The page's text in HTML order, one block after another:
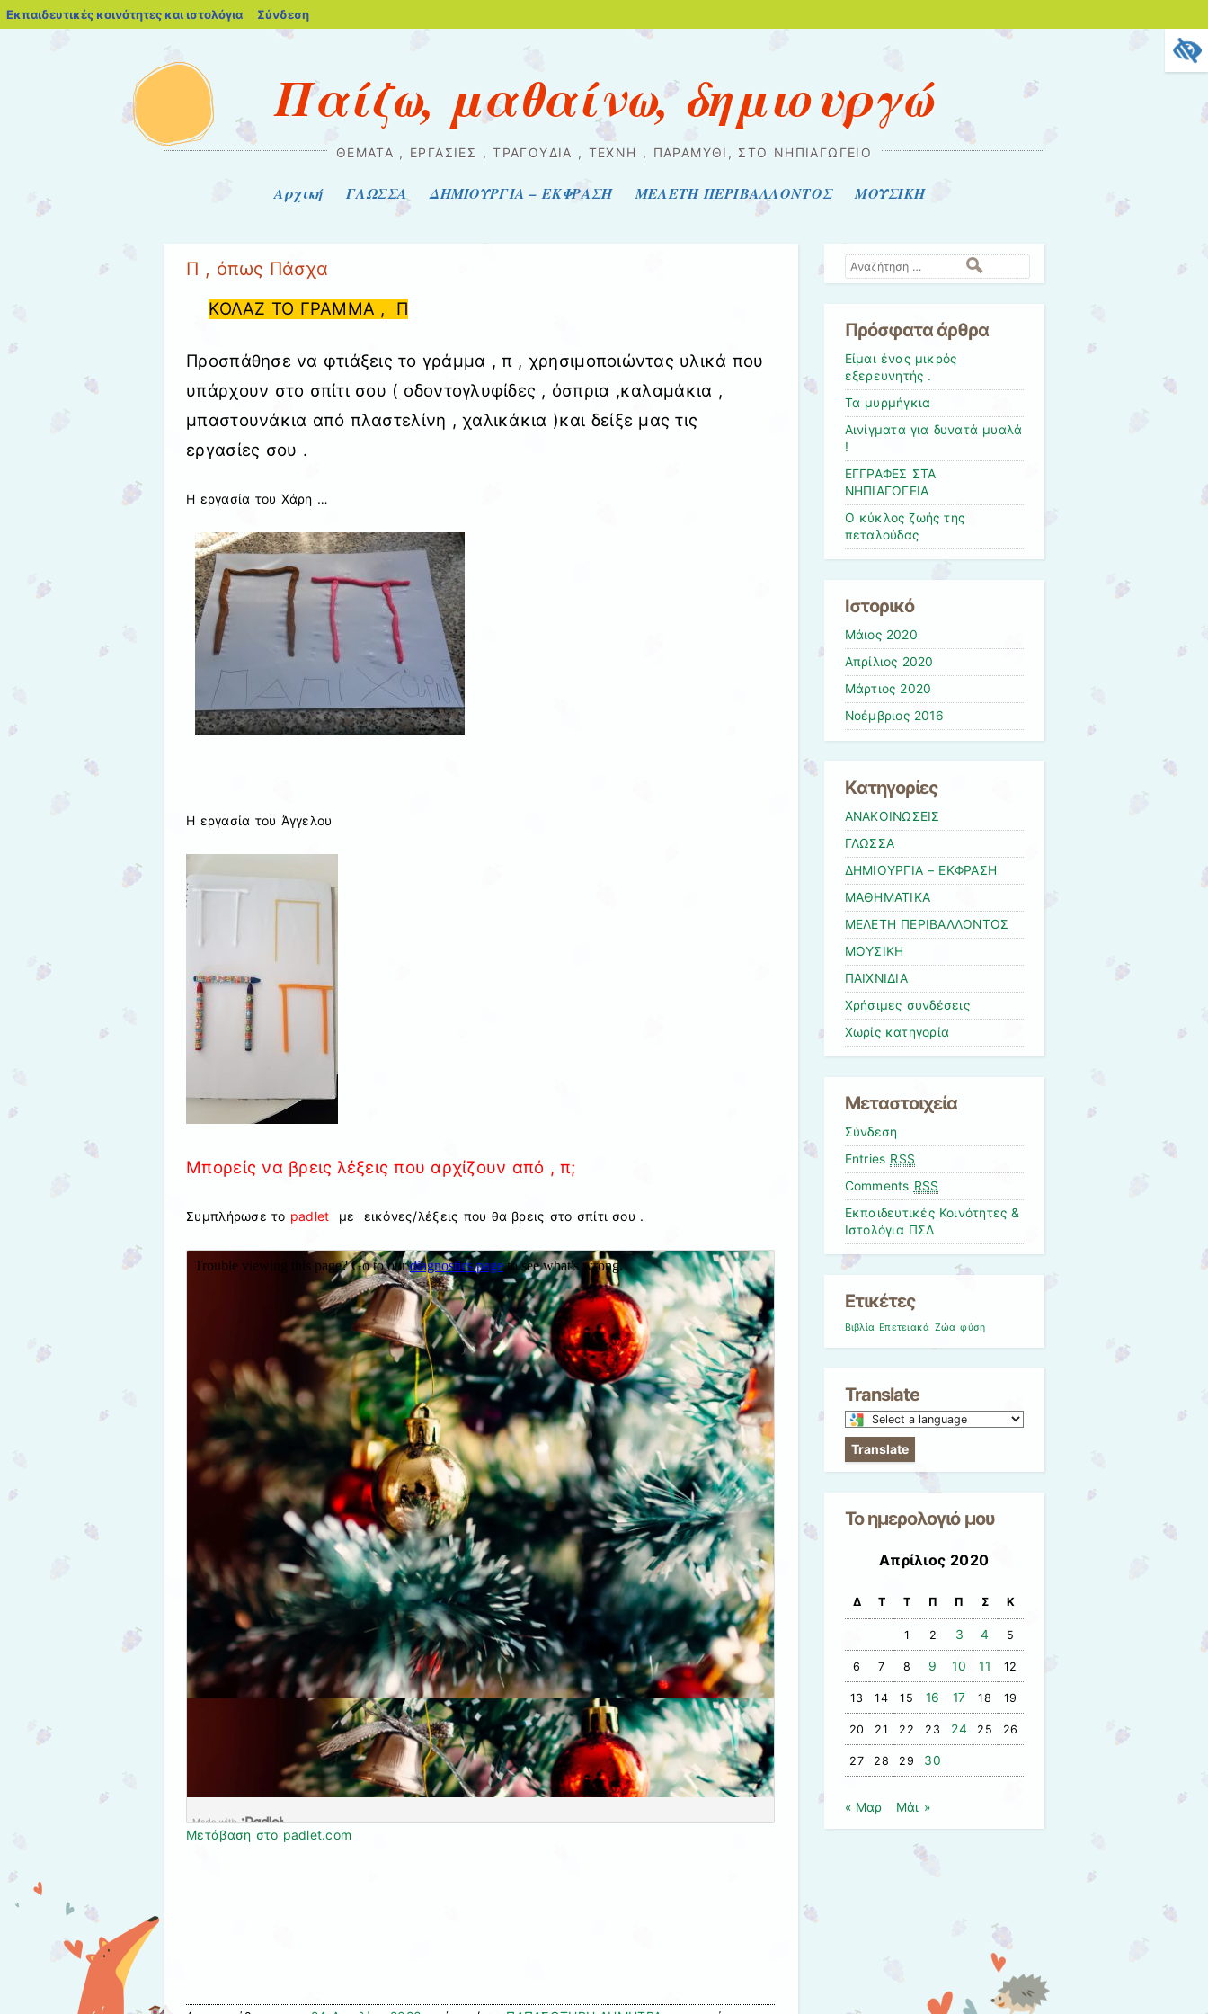
Εκπαιδευτικές κοινότητες και ιστολόγια blogs.sch.gr
Σύνδεση
Παίζω, μαθαίνω, δημιουργώ
ΘΈΜΑΤΑ , ΕΡΓΑΣΊΕΣ , ΤΡΑΓΟΎΔΙΑ , ΤΈΧΝΗ , ΠΑΡΑΜΎΘΙ, ΣΤΟ ΝΗΠΙΑΓΩΓΕΊΟ
Μετάβαση στο περιεχόμενο
Αρχική ΓΛΩΣΣΑ ΔΗΜΙΟΥΡΓΙΑ – ΕΚΦΡΑΣΗ ΜΕΛΕΤΗ ΠΕΡΙΒΑΛΛΟΝΤΟΣ ΜΟΥΣΙΚΗ
Π , όπως Πάσχα
ΚΟΛΑΖ ΤΟ ΓΡΑΜΜΑ , Π
Προσπάθησε να φτιάξεις το γράμμα , π , χρησιμοποιώντας υλικά που
υπάρχουν στο σπίτι σου ( οδοντογλυφίδες , όσπρια ,καλαμάκια ,
μπαστουνάκια από πλαστελίνη , χαλικάκια )και δείξε μας τις
εργασίες σου .
Η εργασία του Χάρη …
Η εργασία του Άγγελου
Μπορείς να βρεις λέξεις που αρχίζουν από , π;
Συμπλήρωσε το padlet με εικόνες/λέξεις που θα βρεις στο σπίτι σου .
Μετάβαση στο padlet.com
Αναζήτηση
Πρόσφατα άρθρα
Είμαι ένας μικρός
εξερευνητής .
Τα μυρμήγκια
Αινίγματα για δυνατά μυαλά
!
ΕΓΓΡΑΦΕΣ ΣΤΑ
ΝΗΠΙΑΓΩΓΕΙΑ
Ο κύκλος ζωής της
πεταλούδας
Ιστορικό
Μάιος 2020
Απρίλιος 2020
Μάρτιος 2020
Νοέμβριος 2016
Kατηγορίες
ΑΝΑΚΟΙΝΩΣΕΙΣ
ΓΛΩΣΣΑ
ΔΗΜΙΟΥΡΓΙΑ – ΕΚΦΡΑΣΗ
ΜΑΘΗΜΑΤΙΚΑ
ΜΕΛΕΤΗ ΠΕΡΙΒΑΛΛΟΝΤΟΣ
ΜΟΥΣΙΚΗ
ΠΑΙΧΝΙΔΙΑ
Χρήσιμες συνδέσεις
Χωρίς κατηγορία
Μεταστοιχεία
Σύνδεση
Entries RSS
Comments RSS
Εκπαιδευτικές Κοινότητες &
Ιστολόγια ΠΣΔ
Ετικέτες
Βιβλία Επετειακά Ζώα φύση
Translate
Select
a
language
this
Translate
Το ημερολογιό μου
Απρίλιος 2020
Δ Τ Τ Π Π Σ Κ
1 2 3 4 5
6 7 8 9 10 11 12
13 14 15 16 17 18 19
20 21 22 23 24 25 26
27 28 29 30
« Μαρ Μάι »